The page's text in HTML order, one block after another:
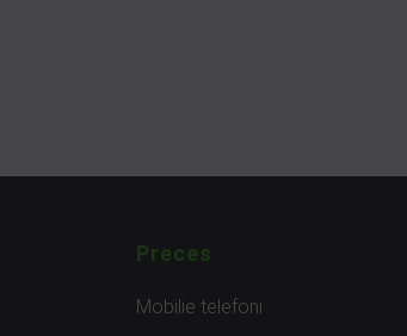
Preces
Mobilie telefoni